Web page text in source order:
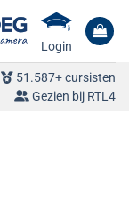
Login
51.587+ cursisten
Gezien bij RTL4